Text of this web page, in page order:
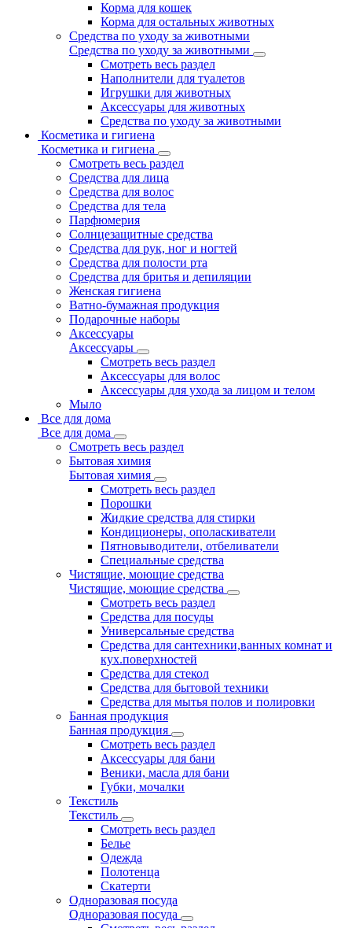
Корма для кошек
Корма для остальных животных
Средства по уходу за животными
Средства по уходу за животными
Смотреть весь раздел
Наполнители для туалетов
Игрушки для животных
Аксессуары для животных
Средства по уходу за животными
Косметика и гигиена
Косметика и гигиена
Смотреть весь раздел
Средства для лица
Средства для волос
Средства для тела
Парфюмерия
Солнцезащитные средства
Средства для рук, ног и ногтей
Средства для полости рта
Средства для бритья и депиляции
Женская гигиена
Ватно-бумажная продукция
Подарочные наборы
Аксессуары
Аксессуары
Смотреть весь раздел
Аксессуары для волос
Аксессуары для ухода за лицом и телом
Мыло
Все для дома
Все для дома
Смотреть весь раздел
Бытовая химия
Бытовая химия
Смотреть весь раздел
Порошки
Жидкие средства для стирки
Кондиционеры, ополаскиватели
Пятновыводители, отбеливатели
Специальные средства
Чистящие, моющие средства
Чистящие, моющие средства
Смотреть весь раздел
Средства для посуды
Универсальные средства
Средства для сантехники,ванных комнат и
кух.поверхностей
Средства для стекол
Средства для бытовой техники
Средства для мытья полов и полировки
Банная продукция
Банная продукция
Смотреть весь раздел
Аксессуары для бани
Веники, масла для бани
Губки, мочалки
Текстиль
Текстиль
Смотреть весь раздел
Белье
Одежда
Полотенца
Скатерти
Одноразовая посуда
Одноразовая посуда